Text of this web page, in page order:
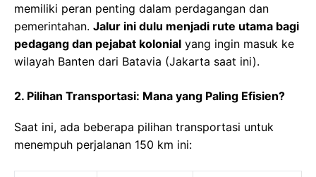
memiliki peran penting dalam perdagangan dan
pemerintahan. Jalur ini dulu menjadi rute utama bagi
pedagang dan pejabat kolonial yang ingin masuk ke
wilayah Banten dari Batavia (Jakarta saat ini).
2. Pilihan Transportasi: Mana yang Paling Efisien?
Saat ini, ada beberapa pilihan transportasi untuk
menempuh perjalanan 150 km ini: